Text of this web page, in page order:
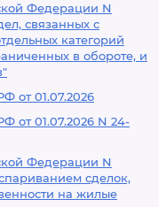
Федерации N
связанных с
категорий
в обороте, и
от 01.07.2026
от 01.07.2026 N 24-
Федерации N
сделок,
на жилые